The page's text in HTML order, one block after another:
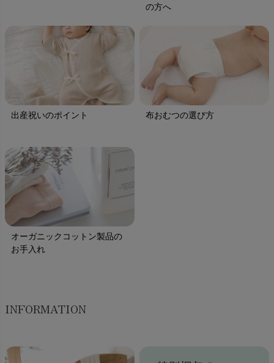
の方へ
出産祝いのポイント 布おむつの選び方
オーガニックコットン製品の
お手入れ
INFORMATION